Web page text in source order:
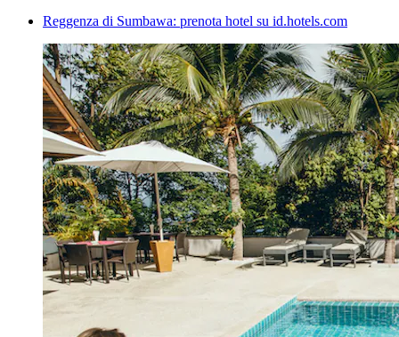
Reggenza di Sumbawa: prenota hotel su id.hotels.com